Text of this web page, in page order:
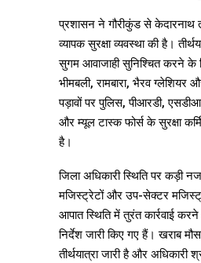
प्रशासन ने गौरीकुंड से केदारनाथ
व्यापक सुरक्षा व्यवस्था की है।
सुगम आवाजाही सुनिश्चित करने
भीमबली, रामबारा, भैरव
पड़ावों पर पुलिस, पीआरडी,
और म्यूल टास्क फोर्स के सुरक्षा
है।
जिला अधिकारी स्थिति पर कड़ी
मजिस्ट्रेटों और उप-सेक्टर
आपात स्थिति में तुरंत कार्रवाई
निर्देश जारी किए गए हैं। खराब
तीर्थयात्रा जारी है और अधिकारी